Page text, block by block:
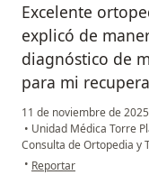
Excelente
explicó de
diagnóstico de
para mi
11 de noviembre de 2025
• Unidad Médica Torre
Consulta de Ortopedia y
• en opinión del usuario
Reportar